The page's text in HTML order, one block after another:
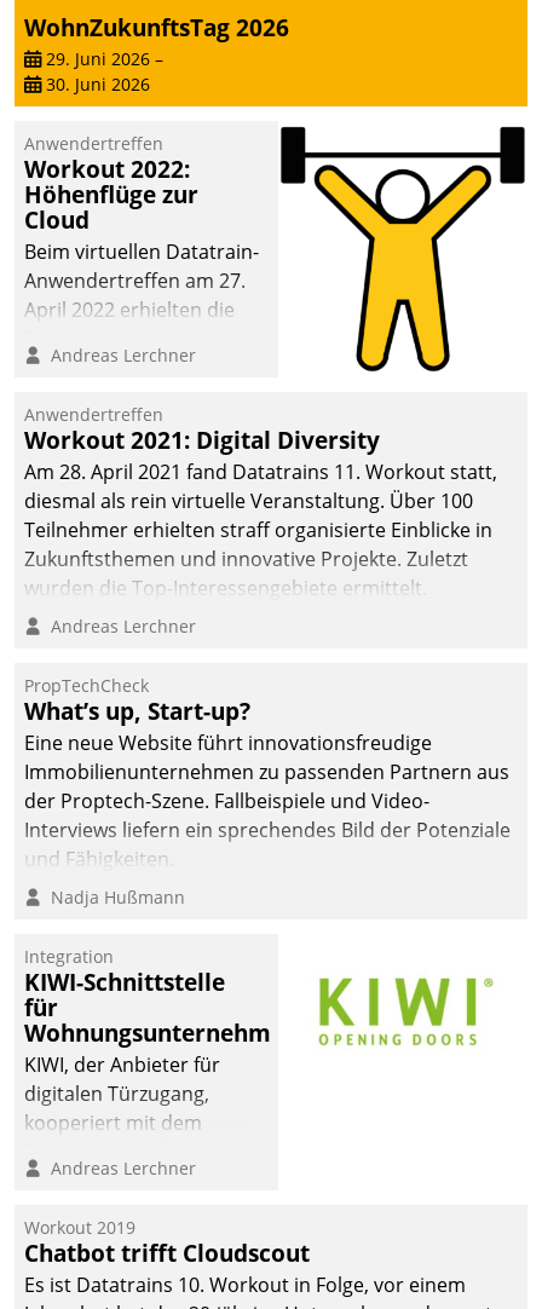
– und beschleunigt damit
den Weg vom
Mieteranliegen zum
WohnZukunftsTag 2026
29. Juni 2026 –
30. Juni 2026
Anwendertreffen
Workout 2022:
Höhenflüge zur
Cloud
Beim virtuellen Datatrain-
Anwendertreffen am 27.
April 2022 erhielten die
Teilnehmer kurzweilige
Cloud-Strategien und -
Lösungen mit hohem
Zukunftspotenzial.
Andreas Lerchner
Anwendertreffen
Workout 2021: Digital Diversity
Am 28. April 2021 fand Datatrains 11. Workout statt,
diesmal als rein virtuelle Veranstaltung. Über 100
Teilnehmer erhielten straff organisierte Einblicke in
Zukunftsthemen und innovative Projekte. Zuletzt
wurden die Top-Interessengebiete ermittelt.
Andreas Lerchner
PropTechCheck
What’s up, Start-up?
Eine neue Website führt innovationsfreudige
Immobilienunternehmen zu passenden Partnern aus
der Proptech-Szene. Fallbeispiele und Video-
Interviews liefern ein sprechendes Bild der Potenziale
und Fähigkeiten.
Nadja Hußmann
Integration
KIWI-Schnittstelle
für
Wohnungsunternehmen
KIWI, der Anbieter für
digitalen Türzugang,
kooperiert mit dem
Softwareentwicklungshaus
Andreas Lerchner
Workout 2019
Chatbot trifft Cloudscout
Es ist Datatrains 10. Workout in Folge, vor einem